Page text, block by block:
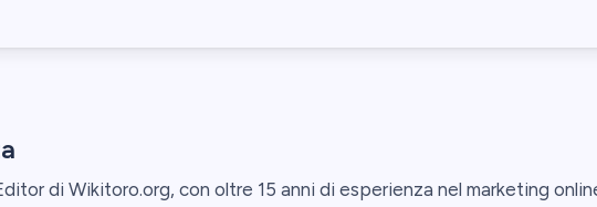
di Wikitoro.org, con oltre 15 anni di esperienza nel marketing